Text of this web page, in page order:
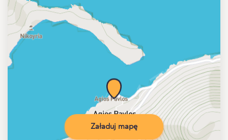
Załaduj mapę